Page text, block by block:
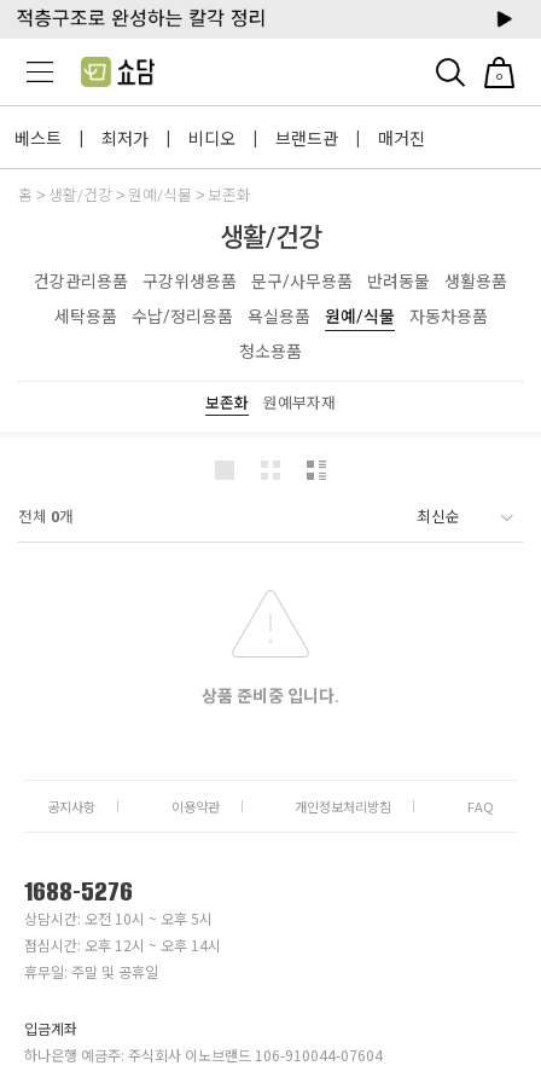
0
베스트 | 최저가 | 비디오 | 브랜드관 | 매거진
홈 생활/건강 원예/식물 보존화
생활/건강
건강관리용품 구강위생용품 문구/사무용품 반려동물
생활용품
세탁용품
수납/정리용품 욕실용품 원예/식물 자동차용품
청소용품
보존화 원예부자재
전체 0개
상품 준비중 입니다.
공지사항 이용약관 개인정보처리방침 FAQ
1688-5276
상담시간: 오전 10시 ~ 오후 5시
점심시간: 오후 12시 ~ 오후 14시
휴무일: 주말 및 공휴일
입금계좌
하나은행 예금주: 주식회사 이노브랜드 106-910044-07604